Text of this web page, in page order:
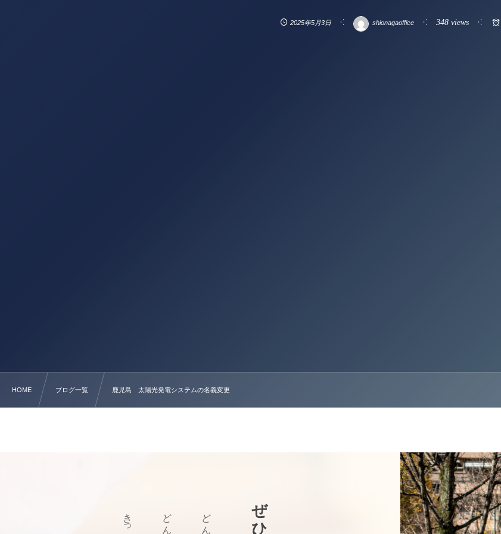
2025年5月3日 shionagaoffice 348 views
HOME ブログ一覧 鹿児島 太陽光発電システムの名義変更